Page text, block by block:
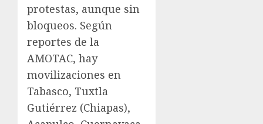
protestas, aunque sin
bloqueos. Según
reportes de la
AMOTAC, hay
movilizaciones en
Tabasco, Tuxtla
Gutiérrez (Chiapas),